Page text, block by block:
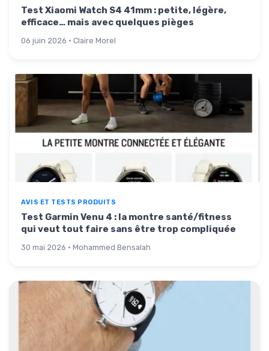
Test Xiaomi Watch S4 41mm : petite, légère,
efficace… mais avec quelques pièges
06 juin 2026 · Claire Morel
AVIS ET TESTS PRODUITS
Test Garmin Venu 4 : la montre santé/fitness
qui veut tout faire sans être trop compliquée
30 mai 2026 · Mohammed Bensalah